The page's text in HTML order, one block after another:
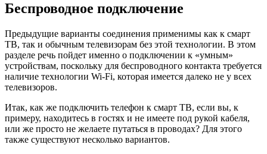
Беспроводное подключение
Предыдущие варианты соединения применимы как к смарт
ТВ, так и обычным телевизорам без этой технологии. В этом
разделе речь пойдет именно о подключении к «умным»
устройствам, поскольку для беспроводного контакта требуется
наличие технологии Wi-Fi, которая имеется далеко не у всех
телевизоров.
Итак, как же подключить телефон к смарт ТВ, если вы, к
примеру, находитесь в гостях и не имеете под рукой кабеля,
или же просто не желаете путаться в проводах? Для этого
также существуют несколько вариантов.